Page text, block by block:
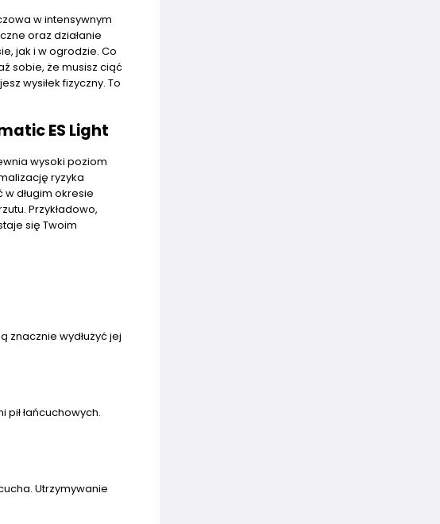
w intensywnym
oraz działanie
jak i w ogrodzie. Co
sobie, że musisz ciąć
wysiłek fizyczny. To
ES Light
wysoki poziom
ryzyka
długim okresie
Przykładowo,
się Twoim
znacznie wydłużyć jej
łańcuchowych.
Utrzymywanie